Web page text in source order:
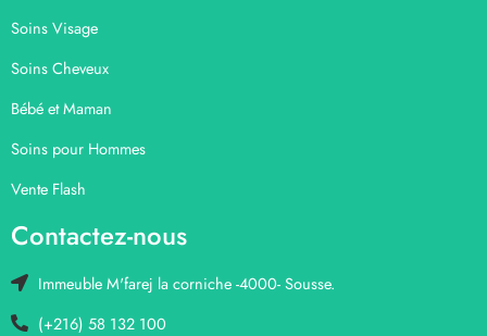
Soins Visage
Soins Cheveux
Bébé et Maman
Soins pour Hommes
Vente Flash
Contactez-nous
Immeuble M'farej la corniche -4000- Sousse.
(+216) 58 132 100